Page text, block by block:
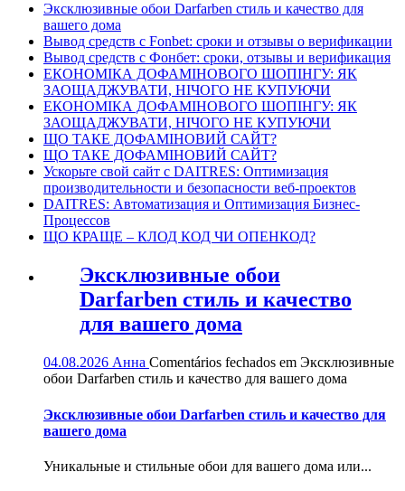
Эксклюзивные обои Darfarben стиль и качество для
вашего дома
Вывод средств с Fonbet: сроки и отзывы о верификации
Вывод средств с Фонбет: сроки, отзывы и верификация
ЕКОНОМІКА ДОФАМІНОВОГО ШОПІНГУ: ЯК
ЗАОЩАДЖУВАТИ, НІЧОГО НЕ КУПУЮЧИ
ЕКОНОМІКА ДОФАМІНОВОГО ШОПІНГУ: ЯК
ЗАОЩАДЖУВАТИ, НІЧОГО НЕ КУПУЮЧИ
ЩО ТАКЕ ДОФАМІНОВИЙ САЙТ?
ЩО ТАКЕ ДОФАМІНОВИЙ САЙТ?
Ускорьте свой сайт с DAITRES: Оптимизация
производительности и безопасности веб-проектов
DAITRES: Автоматизация и Оптимизация Бизнес-
Процессов
ЩО КРАЩЕ – КЛОД КОД ЧИ ОПЕНКОД?
Эксклюзивные обои
Darfarben стиль и качество
для вашего дома
04.08.2026 Анна Comentários fechados em Эксклюзивные
обои Darfarben стиль и качество для вашего дома
Эксклюзивные обои Darfarben стиль и качество для
вашего дома
Уникальные и стильные обои для вашего дома или...